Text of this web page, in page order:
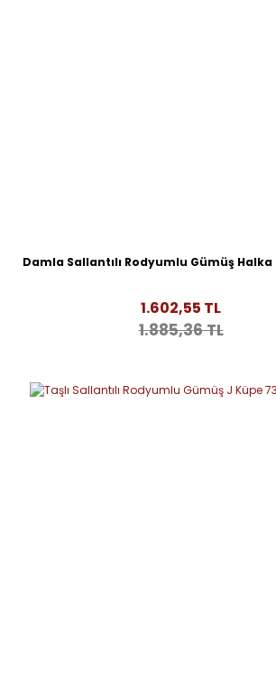
Damla Sallantılı Rodyumlu Gümüş Halka
1.602,55 TL
1.885,36 TL